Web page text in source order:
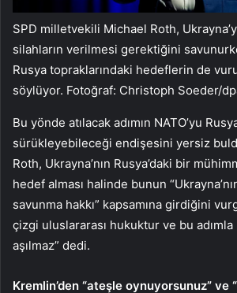
SPD milletvekili Michael Roth,
silahların verilmesi gerektiğini
Rusya topraklarındaki hedeflerin de
söylüyor. Fotoğraf: Christoph Soeder/
Bu yönde atılacak adımın NATO’yu
sürükleyebileceği endişesini yersiz
Roth, Ukrayna’nın Rusya’daki bir
hedef alması halinde bunun
savunma hakkı” kapsamına girdiğini
çizgi uluslararası hukuktur ve bu adımla
aşılmaz” dedi.
Kremlin’den “ateşle oynuyorsunuz” ve